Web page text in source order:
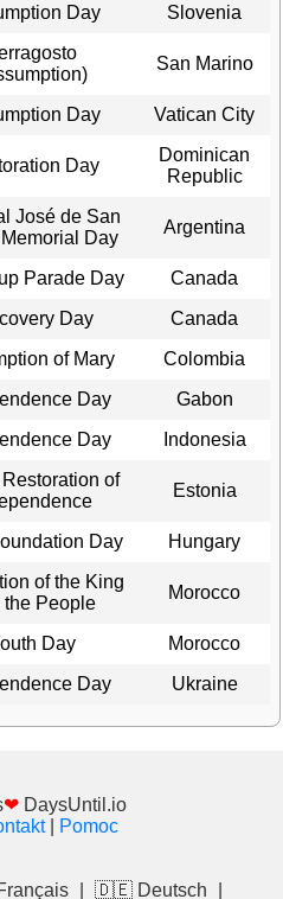
Day Slovenia
San Marino
Day Vatican City
Day
Dominican
Republic
José de San
Day
Argentina
Parade Day
Canada
Day
Canada
of Mary
Colombia
Day
Gabon
Day Indonesia
of
Estonia
Day Hungary
of the King
the People
Morocco
Day
Morocco
Day Ukraine
❤ DaysUntil.io
| Pomoc
🇩🇪 Deutsch